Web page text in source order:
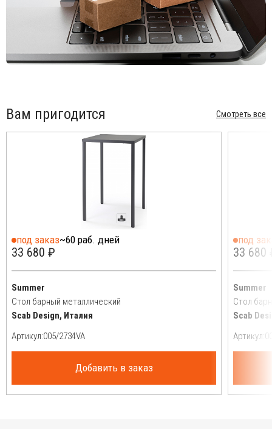
Вам пригодится Смотреть все
под заказ~60 раб. дней
33 680 ₽
Summer
Стол барный металлический
Scab Design, Италия
Артикул:
Добавить в заказ
под
33 680
Summer
Стол
Scab
Артикул: